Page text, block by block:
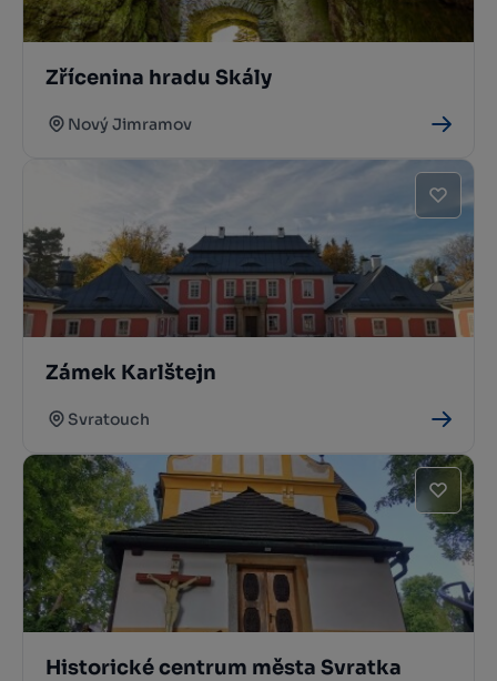
Zřícenina hradu Skály
Nový Jimramov
Zámek Karlštejn
Svratouch
Historické centrum města Svratka